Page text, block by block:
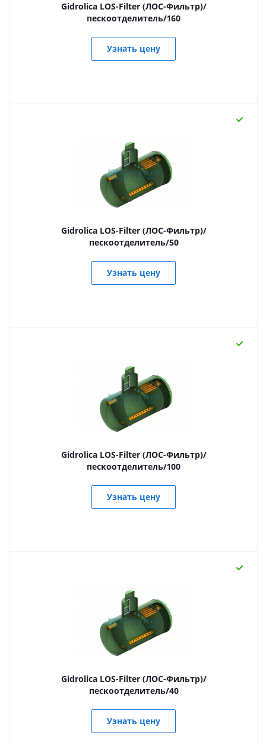
Gidrolica LOS-Filter (ЛОС-Фильтр)/
пескоотделитель/160
Узнать цену
Gidrolica LOS-Filter (ЛОС-Фильтр)/
пескоотделитель/50
Узнать цену
Gidrolica LOS-Filter (ЛОС-Фильтр)/
пескоотделитель/100
Узнать цену
Gidrolica LOS-Filter (ЛОС-Фильтр)/
пескоотделитель/40
Узнать цену